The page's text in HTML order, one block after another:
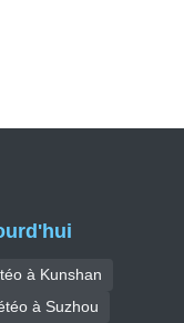
à Kunshan
à Suzhou